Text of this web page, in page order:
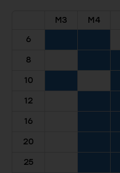
M3 M4
6
8
10
12
16
20
25